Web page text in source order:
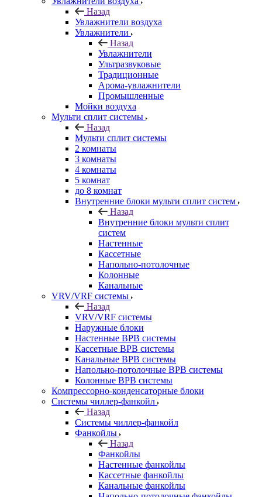
Назад
Увлажнители воздуха
Увлажнители
Назад
Увлажнители
Ультразвуковые
Традиционные
Арома-увлажнители
Промышленные
Мойки воздуха
Мульти сплит системы
Назад
Мульти сплит системы
2 комнаты
3 комнаты
4 комнаты
5 комнат
до 8 комнат
Внутренние блоки мульти сплит систем
Назад
Внутренние блоки мульти сплит
систем
Настенные
Кассетные
Напольно-потолочные
Колонные
Канальные
VRV/VRF системы
Назад
VRV/VRF системы
Наружные блоки
Настенные ВРВ системы
Кассетные ВРВ системы
Канальные ВРВ системы
Напольно-потолочные ВРВ системы
Колонные ВРВ системы
Компрессорно-конденсаторные блоки
Системы чиллер-фанкойл
Назад
Системы чиллер-фанкойл
Фанкойлы
Назад
Фанкойлы
Настенные фанкойлы
Кассетные фанкойлы
Канальные фанкойлы